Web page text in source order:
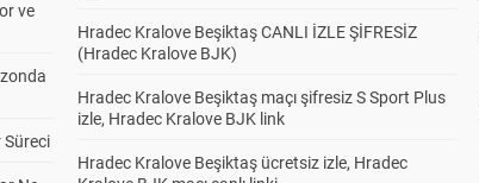
ve
Süreci
Hradec Kralove Beşiktaş CANLI İZLE ŞİFRESİZ
(Hradec Kralove BJK)
Hradec Kralove Beşiktaş maçı şifresiz S Sport Plus
izle, Hradec Kralove BJK link
Hradec Kralove Beşiktaş ücretsiz izle, Hradec